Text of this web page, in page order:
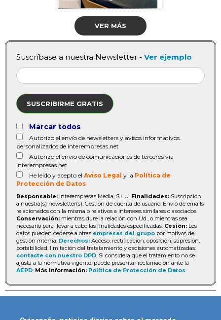
VER MÁS
Suscríbase a nuestra Newsletter - Ver ejemplo
SUSCRIBIRME GRATIS
Marcar todos
Autorizo el envío de newsletters y avisos informativos
personalizados de interempresas.net
Autorizo el envío de comunicaciones de terceros vía
interempresas.net
He leído y acepto el Aviso Legal y la Política de
Protección de Datos
Responsable: Interempresas Media, S.L.U. Finalidades: Suscripción
a nuestra(s) newsletter(s). Gestión de cuenta de usuario. Envío de emails
relacionados con la misma o relativos a intereses similares o asociados.
Conservación: mientras dure la relación con Ud., o mientras sea
necesario para llevar a cabo las finalidades especificadas. Cesión: Los
datos pueden cederse a otras empresas del grupo por motivos de
gestión interna. Derechos: Acceso, rectificación, oposición, supresión,
portabilidad, limitación del tratatamiento y decisiones automatizadas:
contacte con nuestro DPD. Si considera que el tratamiento no se
ajusta a la normativa vigente, puede presentar reclamación ante la
AEPD. Más información: Política de Protección de Datos.